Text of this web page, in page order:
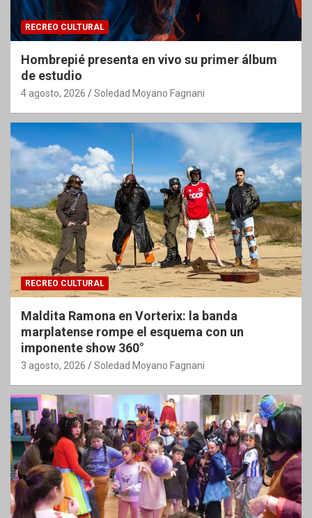
RECREO CULTURAL
Hombrepié presenta en vivo su primer álbum
de estudio
4 agosto, 2026 Soledad Moyano Fagnani
RECREO CULTURAL
Maldita Ramona en Vorterix: la banda
marplatense rompe el esquema con un
imponente show 360°
3 agosto, 2026 Soledad Moyano Fagnani